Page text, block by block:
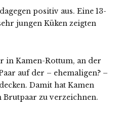
positiv aus. Eine 13-
jungen Küken zeigten
in Kamen-Rottum, an der
auf der – ehemaligen? –
Damit hat Kamen
zu verzeichnen.